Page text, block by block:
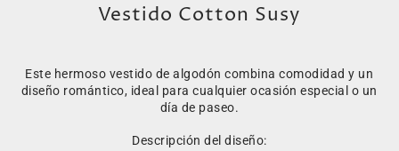
Vestido Cotton Susy
Este hermoso vestido de algodón combina comodidad y un
diseño romántico, ideal para cualquier ocasión especial o un
día de paseo.
Descripción del diseño: